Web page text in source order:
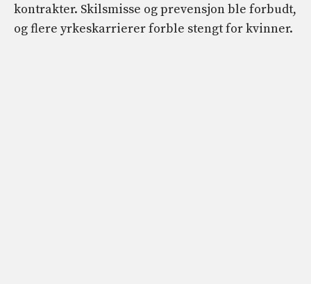
kontrakter. Skilsmisse og prevensjon ble forbudt,
og flere yrkeskarrierer forble stengt for kvinner.